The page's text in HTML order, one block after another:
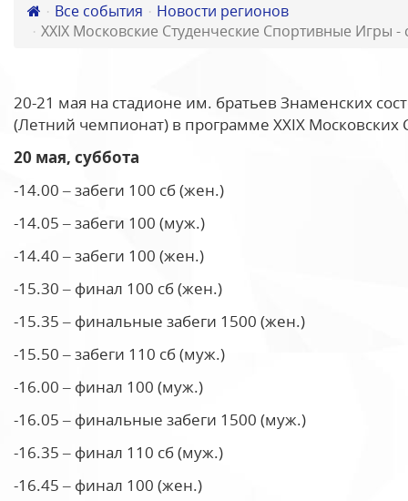
Все события
Новости регионов
XXIX Московские Студенческие Спортивные Игры -
20-21 мая на стадионе им. братьев Знаменских
(Летний чемпионат) в программе XXIX
20 мая, суббота
-14.00 – забеги 100 сб (жен.)
-14.05 – забеги 100 (муж.)
-14.40 – забеги 100 (жен.)
-15.30 – финал 100 сб (жен.)
-15.35 – финальные забеги 1500 (жен.)
-15.50 – забеги 110 сб (муж.)
-16.00 – финал 100 (муж.)
-16.05 – финальные забеги 1500 (муж.)
-16.35 – финал 110 сб (муж.)
-16.45 – финал 100 (жен.)